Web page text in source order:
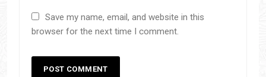
Save my name, email, and website in this
browser for the next time I comment.